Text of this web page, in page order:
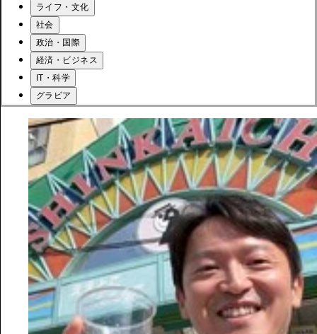
ライフ・文化
社会
政治・国際
経済・ビジネス
IT・科学
グラビア